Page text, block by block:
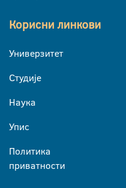
Корисни линкови
Универзитет
Студије
Наука
Упис
Политика
приватности